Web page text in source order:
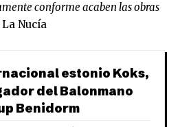
conforme acaben las obras
Nucía
estonio Koks,
del Balonmano
Benidorm